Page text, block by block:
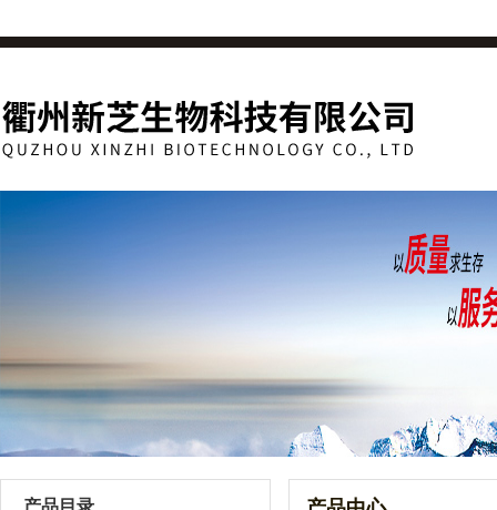
产品目录